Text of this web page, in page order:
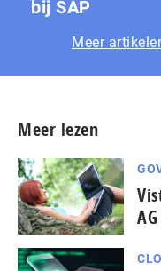
bij SAP
Meer
Meer lezen